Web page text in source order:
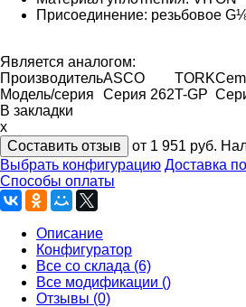
Присоединение: резьбовое
Является аналогом:
ПроизводительASCO TORK
Модель/серия
Серия 262T-GP
В закладки
x
Составить отзыв
от 1 951 руб.
Выбрать конфигурацию Доставка
Способы оплаты
Описание
Конфигуратор
Все со склада (6)
Все модификации ()
Отзывы (0)